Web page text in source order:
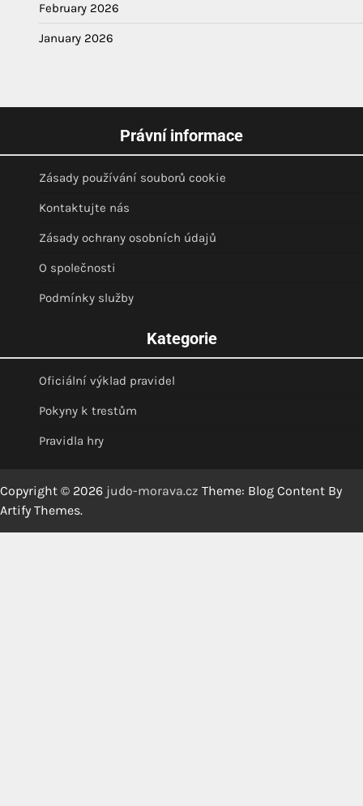
February 2026
January 2026
Právní informace
Zásady používání souborů cookie
Kontaktujte nás
Zásady ochrany osobních údajů
O společnosti
Podmínky služby
Kategorie
Oficiální výklad pravidel
Pokyny k trestům
Pravidla hry
Copyright © 2026 judo-morava.cz Theme: Blog Content By
Artify Themes.